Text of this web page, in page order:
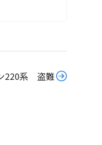
220系 盗難